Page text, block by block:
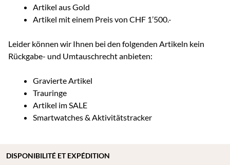
Artikel aus Gold
Artikel mit einem Preis von CHF 1’500.-
Leider können wir Ihnen bei den folgenden Artikeln kein
Rückgabe- und Umtauschrecht anbieten:
Gravierte Artikel
Trauringe
Artikel im SALE
Smartwatches & Aktivitätstracker
DISPONIBILITÉ ET EXPÉDITION